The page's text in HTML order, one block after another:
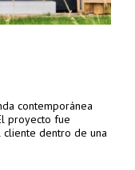
contemporánea
proyecto fue
dentro de una